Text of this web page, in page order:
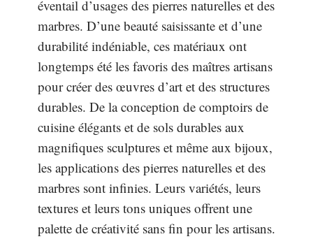
éventail d’usages des pierres naturelles et des
marbres. D’une beauté saisissante et d’une
durabilité indéniable, ces matériaux ont
longtemps été les favoris des maîtres artisans
pour créer des œuvres d’art et des structures
durables. De la conception de comptoirs de
cuisine élégants et de sols durables aux
magnifiques sculptures et même aux bijoux,
les applications des pierres naturelles et des
marbres sont infinies. Leurs variétés, leurs
textures et leurs tons uniques offrent une
palette de créativité sans fin pour les artisans.